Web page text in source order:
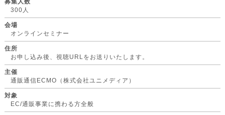
募集人数
300人
会場
オンラインセミナー
住所
お申し込み後、視聴URLをお送りいたします。
主催
通販通信ECMO（株式会社ユニメディア）
対象
EC/通販事業に携わる方全般